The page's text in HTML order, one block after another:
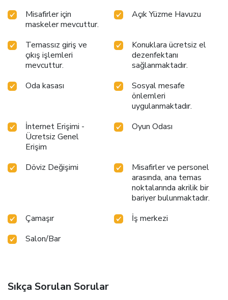
Misafirler için
maskeler mevcuttur.
Açık Yüzme Havuzu
Temassız giriş ve
çıkış işlemleri
mevcuttur.
Konuklara ücretsiz el
dezenfektanı
sağlanmaktadır.
Oda kasası
Sosyal mesafe
önlemleri
uygulanmaktadır.
İnternet Erişimi -
Ücretsiz Genel
Erişim
Oyun Odası
Döviz Değişimi
Misafirler ve personel
arasında, ana temas
noktalarında akrilik bir
bariyer bulunmaktadır.
Çamaşır
İş merkezi
Salon/Bar
Sıkça Sorulan Sorular